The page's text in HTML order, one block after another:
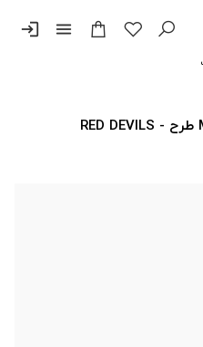
menu
login
تیشرت Manchester United F.C طرح RED DEVILS -